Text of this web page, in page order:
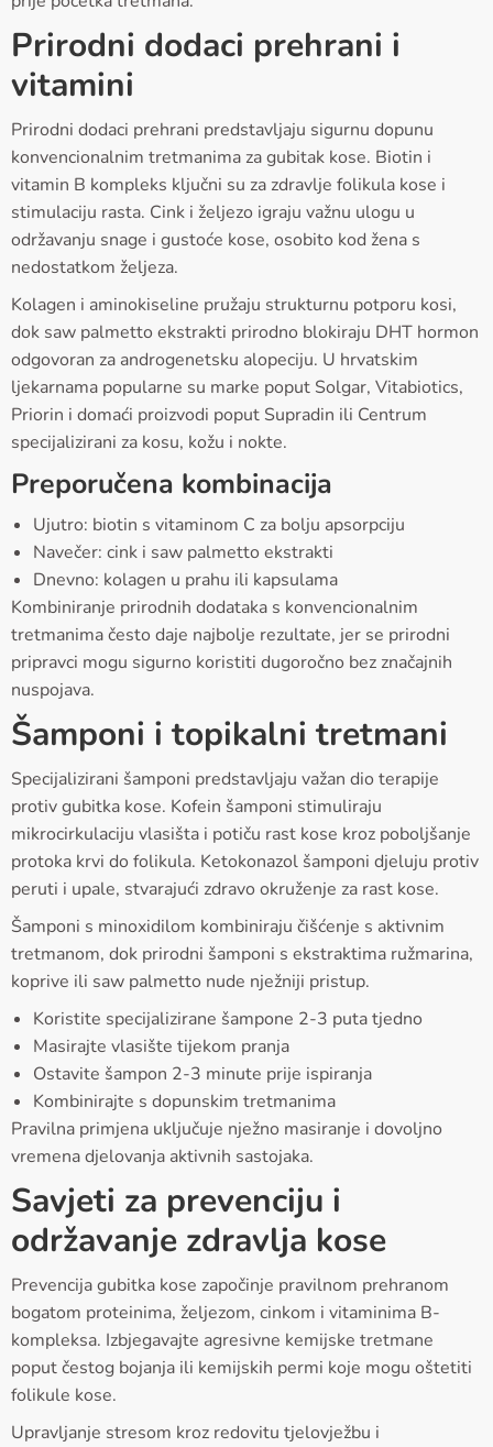
Prirodni dodaci prehrani i
vitamini
Prirodni dodaci prehrani predstavljaju sigurnu dopunu
konvencionalnim tretmanima za gubitak kose. Biotin i
vitamin B kompleks ključni su za zdravlje folikula kose i
stimulaciju rasta. Cink i željezo igraju važnu ulogu u
održavanju snage i gustoće kose, osobito kod žena s
nedostatkom željeza.
Kolagen i aminokiseline pružaju strukturnu potporu kosi,
dok saw palmetto ekstrakti prirodno blokiraju DHT hormon
odgovoran za androgenetsku alopeciju. U hrvatskim
ljekarnama popularne su marke poput Solgar, Vitabiotics,
Priorin i domaći proizvodi poput Supradin ili Centrum
specijalizirani za kosu, kožu i nokte.
Preporučena kombinacija
Ujutro: biotin s vitaminom C za bolju apsorpciju
Navečer: cink i saw palmetto ekstrakti
Dnevno: kolagen u prahu ili kapsulama
Kombiniranje prirodnih dodataka s konvencionalnim
tretmanima često daje najbolje rezultate, jer se prirodni
pripravci mogu sigurno koristiti dugoročno bez značajnih
nuspojava.
Šamponi i topikalni tretmani
Specijalizirani šamponi predstavljaju važan dio terapije
protiv gubitka kose. Kofein šamponi stimuliraju
mikrocirkulaciju vlasišta i potiču rast kose kroz poboljšanje
protoka krvi do folikula. Ketokonazol šamponi djeluju protiv
peruti i upale, stvarajući zdravo okruženje za rast kose.
Šamponi s minoxidilom kombiniraju čišćenje s aktivnim
tretmanom, dok prirodni šamponi s ekstraktima ružmarina,
koprive ili saw palmetto nude nježniji pristup.
Koristite specijalizirane šampone 2-3 puta tjedno
Masirajte vlasište tijekom pranja
Ostavite šampon 2-3 minute prije ispiranja
Kombinirajte s dopunskim tretmanima
Pravilna primjena uključuje nježno masiranje i dovoljno
vremena djelovanja aktivnih sastojaka.
Savjeti za prevenciju i
održavanje zdravlja kose
Prevencija gubitka kose započinje pravilnom prehranom
bogatom proteinima, željezom, cinkom i vitaminima B-
kompleksa. Izbjegavajte agresivne kemijske tretmane
poput čestog bojanja ili kemijskih permi koje mogu oštetiti
folikule kose.
Upravljanje stresom kroz redovitu tjelovježbu i